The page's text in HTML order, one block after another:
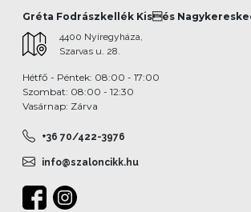
Gréta Fodrászkellék Kisés
4400 Nyíregyháza,
Szarvas u. 28.
Hétfő - Péntek: 08:00 - 17:00
Szombat: 08:00 - 12:30
Vasárnap: Zárva
+36 70/422-3976
info@szaloncikk.hu